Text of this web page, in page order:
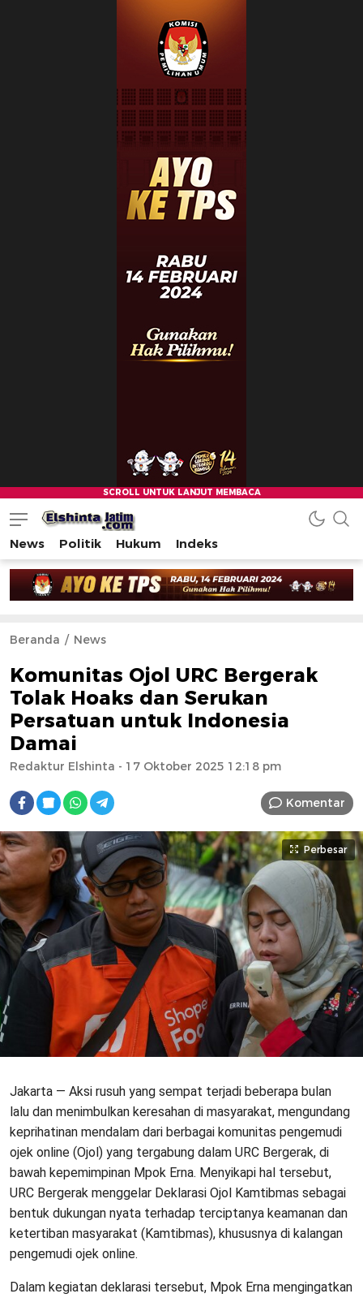
News Politik Hukum Indeks
Beranda News
Komunitas Ojol URC Bergerak
Tolak Hoaks dan Serukan
Persatuan untuk Indonesia
Damai
Redaktur Elshinta - 17 Oktober 2025 12:18 pm
Komentar
Perbesar
Jakarta — Aksi rusuh yang sempat terjadi beberapa bulan
lalu dan menimbulkan keresahan di masyarakat, mengundang
keprihatinan mendalam dari berbagai komunitas pengemudi
ojek online (Ojol) yang tergabung dalam URC Bergerak, di
bawah kepemimpinan Mpok Erna. Menyikapi hal tersebut,
URC Bergerak menggelar Deklarasi Ojol Kamtibmas sebagai
bentuk dukungan nyata terhadap terciptanya keamanan dan
ketertiban masyarakat (Kamtibmas), khususnya di kalangan
pengemudi ojek online.
Dalam kegiatan deklarasi tersebut, Mpok Erna mengingatkan